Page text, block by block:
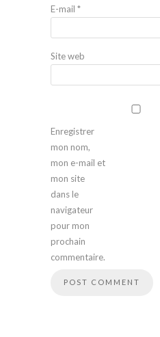
E-mail *
Site web
Enregistrer
mon nom,
mon e-mail et
mon site
dans le
navigateur
pour mon
prochain
commentaire.